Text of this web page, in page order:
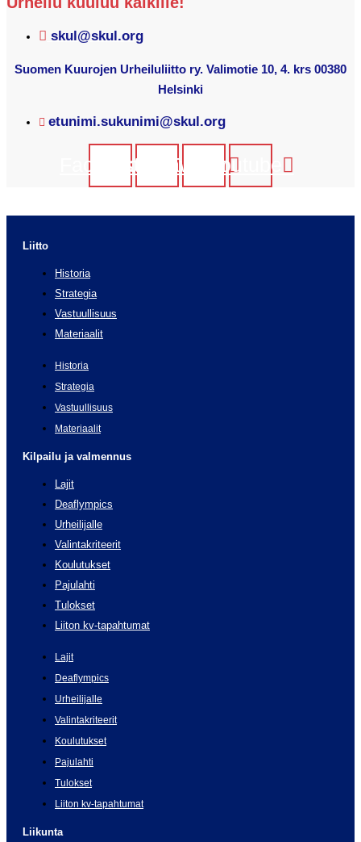
skul@skul.org
Suomen Kuurojen Urheiluliitto ry. Valimotie 10, 4. krs 00380
Helsinki
etunimi.sukunimi@skul.org
FacebookInstagramTwitterYoutube
Liitto
Historia
Strategia
Vastuullisuus
Materiaalit
Historia
Strategia
Vastuullisuus
Materiaalit
Kilpailu ja valmennus
Lajit
Deaflympics
Urheilijalle
Valintakriteerit
Koulutukset
Pajulahti
Tulokset
Liiton kv-tapahtumat
Lajit
Deaflympics
Urheilijalle
Valintakriteerit
Koulutukset
Pajulahti
Tulokset
Liiton kv-tapahtumat
Liikunta